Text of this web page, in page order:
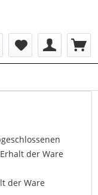
der Ware
der Ware